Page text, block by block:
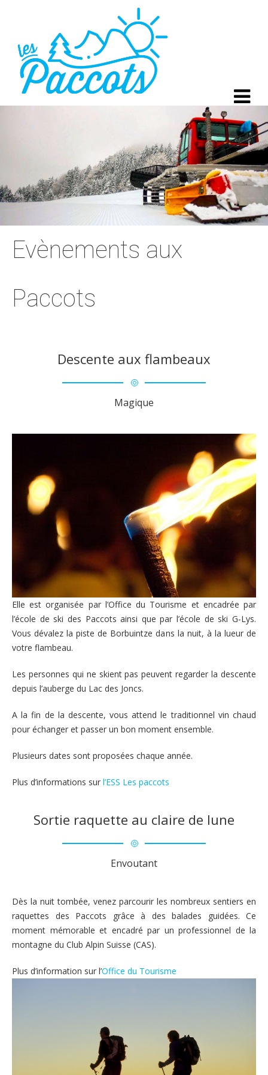
Evènements aux
Paccots
Descente aux flambeaux
Magique
Elle est organisée par l’Office du Tourisme et encadrée par
l’école de ski des Paccots ainsi que par l’école de ski G-Lys.
Vous dévalez la piste de Borbuintze dans la nuit, à la lueur de
votre flambeau.
Les personnes qui ne skient pas peuvent regarder la descente
depuis l’auberge du Lac des Joncs.
A la fin de la descente, vous attend le traditionnel vin chaud
pour échanger et passer un bon moment ensemble.
Plusieurs dates sont proposées chaque année.
Plus d’informations sur l’ESS Les paccots
Sortie raquette au claire de lune
Envoutant
Dès la nuit tombée, venez parcourir les nombreux sentiers en
raquettes des Paccots grâce à des balades guidées. Ce
moment mémorable et encadré par un professionnel de la
montagne du Club Alpin Suisse (CAS).
Plus d’information sur l’Office du Tourisme